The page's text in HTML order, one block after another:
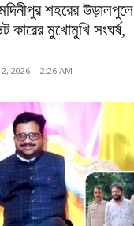
শহরের উড়ালপুলে
কারের মুখোমুখি সংঘর্ষ,
2026 | 2:26 AM